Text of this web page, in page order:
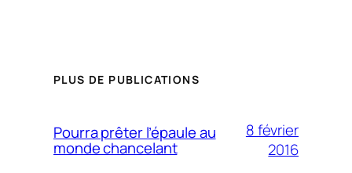
PLUS DE PUBLICATIONS
Pourra prêter l’épaule au
monde chancelant
8 février
2016